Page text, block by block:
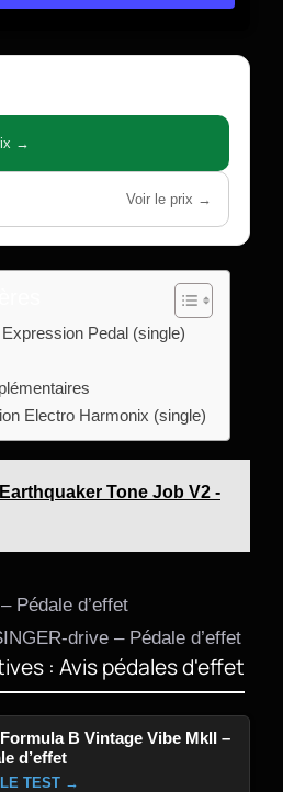
→
Voir le prix →
Pedal (single)
Electro Harmonix (single)
Tone Job V2 -
Pédale d’effet
drive – Pédale d’effet
: Avis pédales d'effet
B Vintage Vibe MkII –
d’effet
TEST →